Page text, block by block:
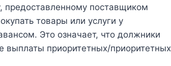
предоставленному поставщиком
товары или услуги у
Это означает, что должники
выплаты приоритетных/приоритетных